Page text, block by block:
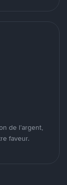
de l’argent,
faveur.